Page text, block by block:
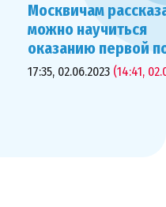
Москвичам
можно научиться
оказанию первой
17:35, 02.06.2023 (14:41,